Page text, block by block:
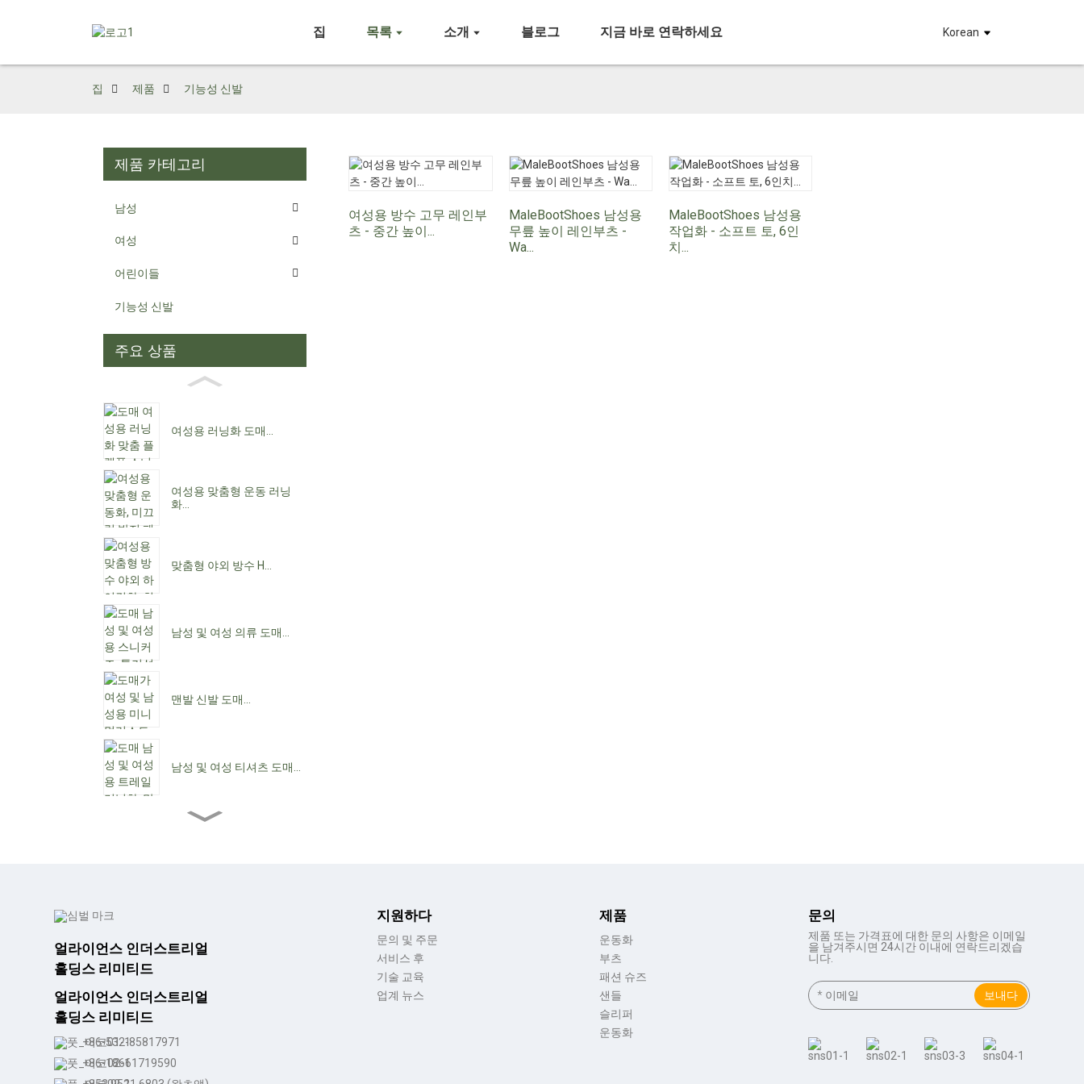
집 목록 소개 블로그 지금 바로 연락하세요 Korean
집 제품 기능성 신발
제품 카테고리
남성
여성
어린이들
기능성 신발
주요 상품
여성용 러닝화 도매...
여성용 맞춤형 운동 러닝
화...
맞춤형 야외 방수 H...
남성 및 여성 의류 도매...
맨발 신발 도매...
남성 및 여성 티셔츠 도매...
이 부츠...
여성용 방수 고무 레인부
츠 - 중간 높이...
MaleBootShoes 남성용
무릎 높이 레인부츠 -
Wa...
MaleBootShoes 남성용
작업화 - 소프트 토, 6인
치...
얼라이언스 인더스트리얼
홀딩스 리미티드
얼라이언스 인더스트리얼
홀딩스 리미티드
+86-532-85817971
+86-18661719590
지원하다
문의 및 주문
서비스 후
기술 교육
업계 뉴스
제품
운동화
부츠
패션 슈즈
샌들
슬리퍼
운동화
문의
제품 또는 가격표에 대한 문의 사항은 이메일
을 남겨주시면 24시간 이내에 연락드리겠습
니다.
보내다